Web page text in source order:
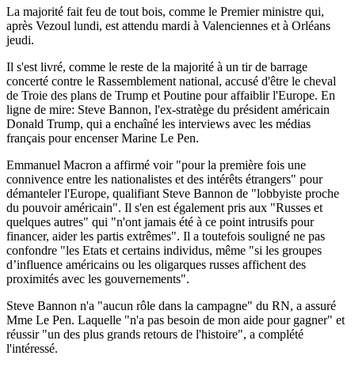
La majorité fait feu de tout bois, comme le Premier ministre qui,
après Vezoul lundi, est attendu mardi à Valenciennes et à Orléans
jeudi.
Il s'est livré, comme le reste de la majorité à un tir de barrage
concerté contre le Rassemblement national, accusé d'être le cheval
de Troie des plans de Trump et Poutine pour affaiblir l'Europe. En
ligne de mire: Steve Bannon, l'ex-stratège du président américain
Donald Trump, qui a enchaîné les interviews avec les médias
français pour encenser Marine Le Pen.
Emmanuel Macron a affirmé voir "pour la première fois une
connivence entre les nationalistes et des intérêts étrangers" pour
démanteler l'Europe, qualifiant Steve Bannon de "lobbyiste proche
du pouvoir américain". Il s'en est également pris aux "Russes et
quelques autres" qui "n'ont jamais été à ce point intrusifs pour
financer, aider les partis extrêmes". Il a toutefois souligné ne pas
confondre "les Etats et certains individus, même "si les groupes
d’influence américains ou les oligarques russes affichent des
proximités avec les gouvernements".
Steve Bannon n'a "aucun rôle dans la campagne" du RN, a assuré
Mme Le Pen. Laquelle "n'a pas besoin de mon aide pour gagner" et
réussir "un des plus grands retours de l'histoire", a complété
l'intéressé.